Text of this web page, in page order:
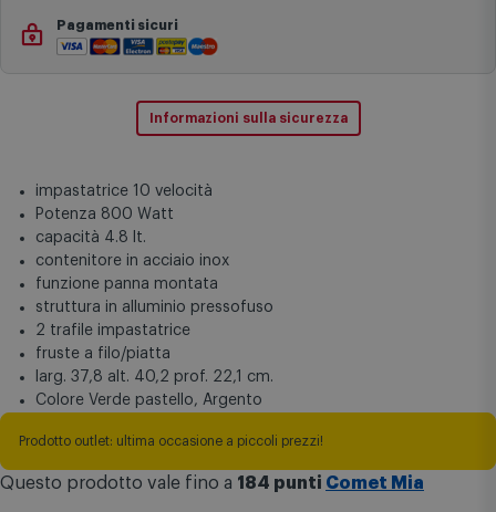
Pagamenti sicuri
Informazioni sulla sicurezza
impastatrice 10 velocità
Potenza 800 Watt
capacità 4.8 lt.
contenitore in acciaio inox
funzione panna montata
struttura in alluminio pressofuso
2 trafile impastatrice
fruste a filo/piatta
larg. 37,8 alt. 40,2 prof. 22,1 cm.
Colore Verde pastello, Argento
Prodotto outlet: ultima occasione a piccoli prezzi!
Questo prodotto vale fino a 184 punti Comet Mia